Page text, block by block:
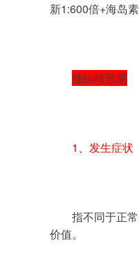
新1:600倍+海岛
辣椒畸形果
1、发生症状
价值。